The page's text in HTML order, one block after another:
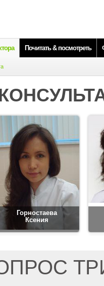
Почитать & посмотреть
Горностаева
Ксения